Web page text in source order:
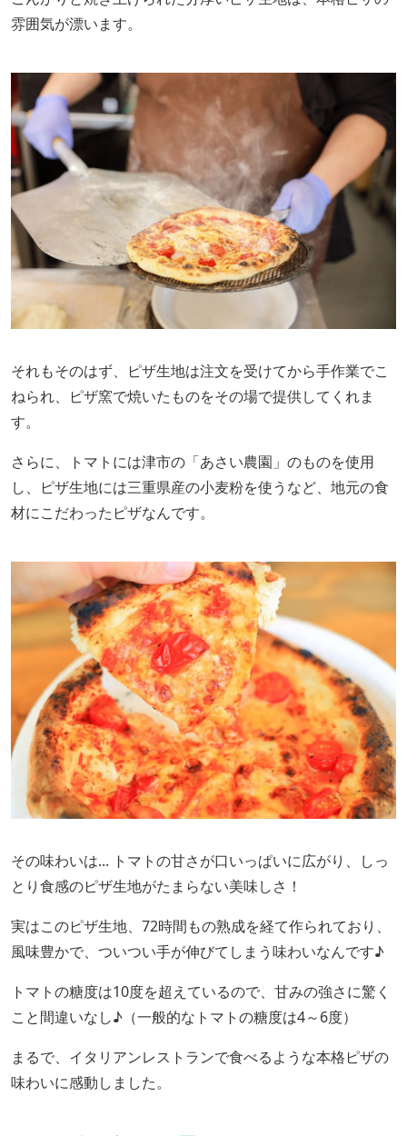
雰囲気が漂います。
それもそのはず、ピザ生地は注文を受けてから手作業でこ
ねられ、ピザ窯で焼いたものをその場で提供してくれま
す。
さらに、トマトには津市の「あさい農園」のものを使用
し、ピザ生地には三重県産の小麦粉を使うなど、地元の食
材にこだわったピザなんです。
その味わいは... トマトの甘さが口いっぱいに広がり、しっ
とり食感のピザ生地がたまらない美味しさ！
実はこのピザ生地、72時間もの熟成を経て作られており、
風味豊かで、ついつい手が伸びてしまう味わいなんです♪
トマトの糖度は10度を超えているので、甘みの強さに驚く
こと間違いなし♪（一般的なトマトの糖度は4～6度）
まるで、イタリアンレストランで食べるような本格ピザの
味わいに感動しました。